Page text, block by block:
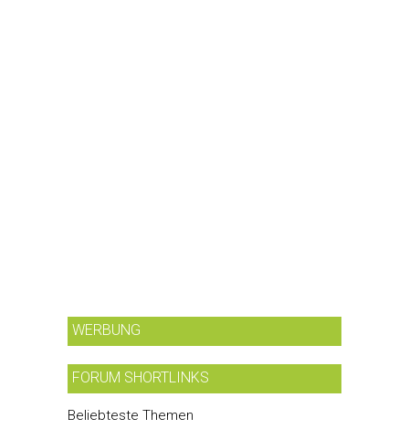
WERBUNG
FORUM SHORTLINKS
Beliebteste Themen